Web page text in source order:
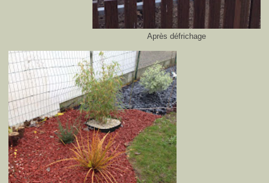
Après défrichage